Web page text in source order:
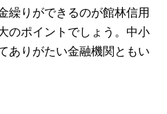
繰りができるのが館林信用
のポイントでしょう。中小
ありがたい金融機関ともい